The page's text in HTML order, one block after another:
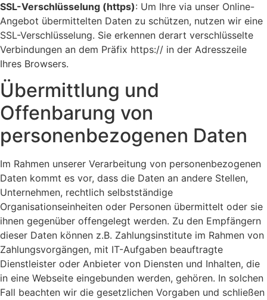
SSL-Verschlüsselung (https): Um Ihre via unser Online-
Angebot übermittelten Daten zu schützen, nutzen wir eine
SSL-Verschlüsselung. Sie erkennen derart verschlüsselte
Verbindungen an dem Präfix https:// in der Adresszeile
Ihres Browsers.
Übermittlung und
Offenbarung von
personenbezogenen Daten
Im Rahmen unserer Verarbeitung von personenbezogenen
Daten kommt es vor, dass die Daten an andere Stellen,
Unternehmen, rechtlich selbstständige
Organisationseinheiten oder Personen übermittelt oder sie
ihnen gegenüber offengelegt werden. Zu den Empfängern
dieser Daten können z.B. Zahlungsinstitute im Rahmen von
Zahlungsvorgängen, mit IT-Aufgaben beauftragte
Dienstleister oder Anbieter von Diensten und Inhalten, die
in eine Webseite eingebunden werden, gehören. In solchen
Fall beachten wir die gesetzlichen Vorgaben und schließen